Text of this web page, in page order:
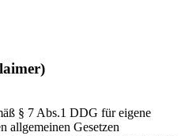
§ 7 Abs.1 DDG für eigene
allgemeinen Gesetzen